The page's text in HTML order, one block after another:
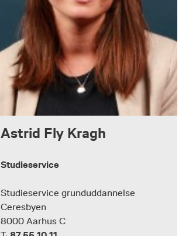
Astrid Fly Kragh
Studieservice
Studieservice grunduddannelse
Ceresbyen
8000 Aarhus C